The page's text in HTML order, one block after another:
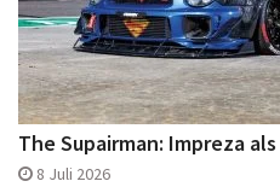
The Supairman: Impreza
8 Juli 2026